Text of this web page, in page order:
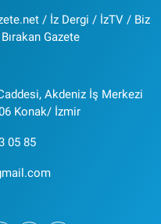
/ İz Dergi / İzTV / Biz
Gazete
Akdeniz İş Merkezi
Konak/ İzmir
05 85